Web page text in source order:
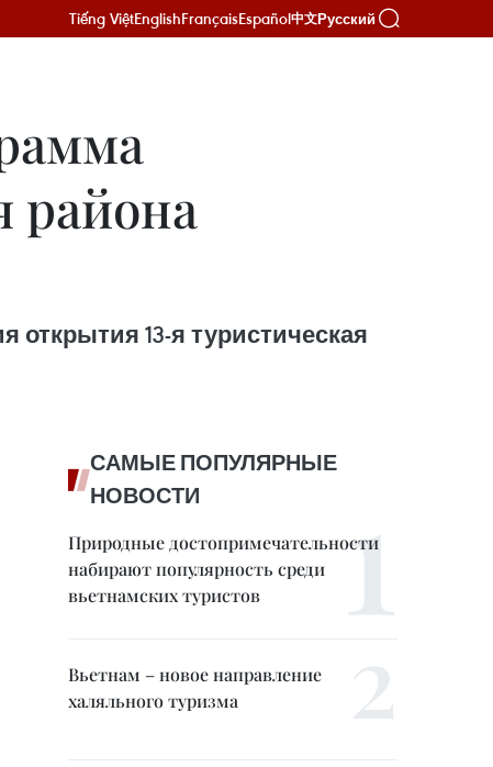
Tiếng ViệtEnglishFrançaisEspañol中文Русский
района
открытия 13-я туристическая
САМЫЕ ПОПУЛЯРНЫЕ
НОВОСТИ
Природные достопримечательности
набирают популярность среди
вьетнамских туристов
Вьетнам – новое направление
халяльного туризма